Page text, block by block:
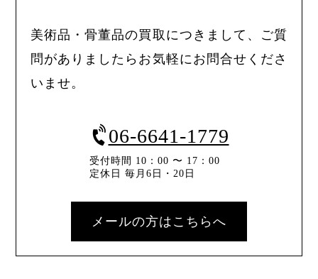
美術品・骨董品の買取につきまして、ご質
問がありましたらお気軽にお問合せくださ
いませ。
06-6641-1779
受付時間 10：00 〜 17：00
定休日 毎月6日・20日
メールの方はこちらへ